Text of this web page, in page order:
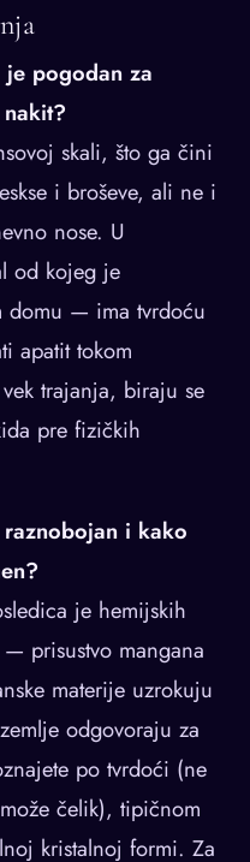
pogodan za
skali, što ga čini
i broševe, ali ne i
nose. U
od kojeg je
domu — ima tvrdoću
apatit tokom
trajanja, biraju se
pre fizičkih
i kako
je hemijskih
prisustvo mangana
materije uzrokuju
odgovoraju za
po tvrdoći (ne
čelik), tipičnom
kristalnoj formi. Za